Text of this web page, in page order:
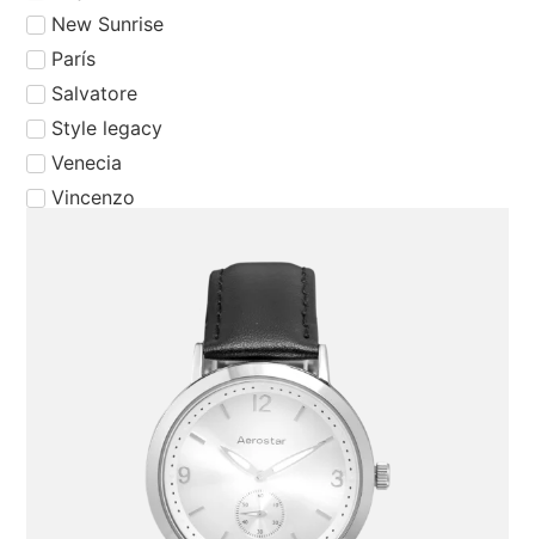
New Sunrise
⁠París
⁠Salvatore
Style legacy
Venecia
Vincenzo